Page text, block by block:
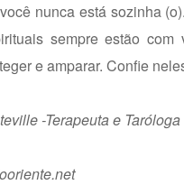
nunca está sozinha
sempre estão com
e amparar. Confie
-Terapeuta e Taróloga